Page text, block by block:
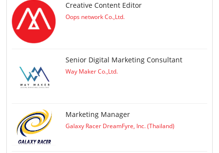
Creative Content Editor
Oops network Co.,Ltd.
Senior Digital Marketing Consultant
Way Maker Co.,Ltd.
Marketing Manager
Galaxy Racer DreamFyre, Inc. (Thailand)